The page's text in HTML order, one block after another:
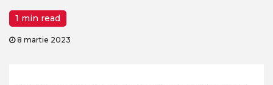
1 min read
8 martie 2023